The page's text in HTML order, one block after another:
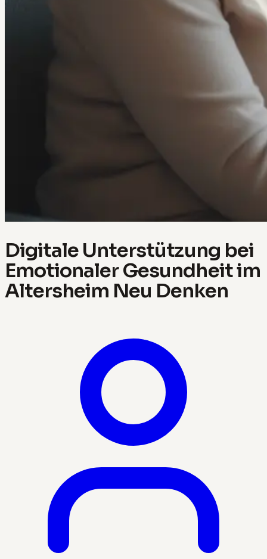
Digitale Unterstützung bei
Emotionaler Gesundheit im
Altersheim Neu Denken